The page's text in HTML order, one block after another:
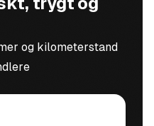
og kilometerstand